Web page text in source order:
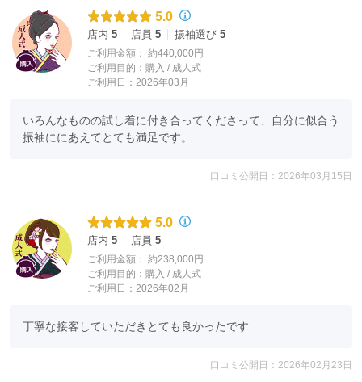
5.0
店内 5 店員 5 振袖選び 5
ご利用金額： 約440,000円
ご利用目的： 購入 / 成人式
ご利用日：2026年03月
いろんなものの試し着に付き合ってくださって、自分に似合う
振袖ににあえてとても満足です。
口コミ公開日：2026年03月15日
5.0
店内 5 店員 5
ご利用金額： 約238,000円
ご利用目的： 購入 / 成人式
ご利用日：2026年02月
丁寧な接客していただきとても良かったです
口コミ公開日：2026年02月23日